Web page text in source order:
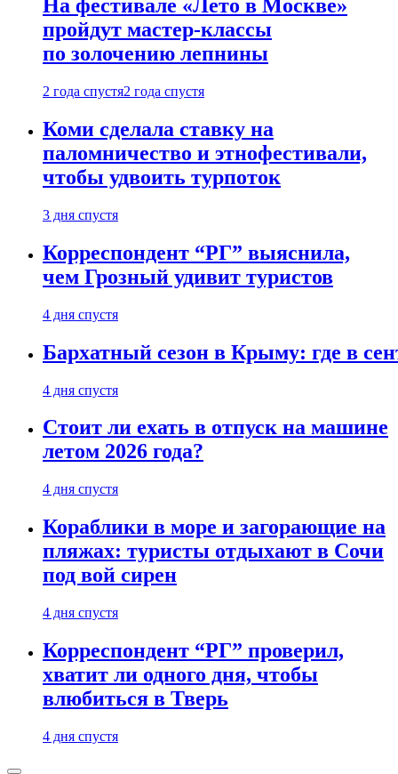
На фестивале «Лето в Москве»
пройдут мастер-классы
по золочению лепнины
2 года спустя2 года спустя
Коми сделала ставку на
паломничество и этнофестивали,
чтобы удвоить турпоток
3 дня спустя
Корреспондент “РГ” выяснила,
чем Грозный удивит туристов
4 дня спустя
Бархатный сезон в Крыму: где в
4 дня спустя
Стоит ли ехать в отпуск на машине
летом 2026 года?
4 дня спустя
Кораблики в море и загорающие на
пляжах: туристы отдыхают в Сочи
под вой сирен
4 дня спустя
Корреспондент “РГ” проверил,
хватит ли одного дня, чтобы
влюбиться в Тверь
4 дня спустя